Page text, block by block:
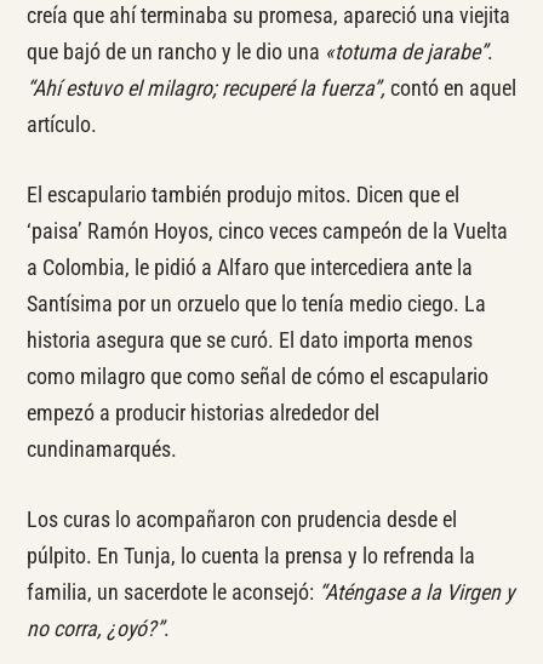
creía que ahí terminaba su promesa, apareció una viejita
que bajó de un rancho y le dio una «totuma de jarabe”.
“Ahí estuvo el milagro; recuperé la fuerza”, contó en aquel
artículo.
El escapulario también produjo mitos. Dicen que el
‘paisa’ Ramón Hoyos, cinco veces campeón de la Vuelta
a Colombia, le pidió a Alfaro que intercediera ante la
Santísima por un orzuelo que lo tenía medio ciego. La
historia asegura que se curó. El dato importa menos
como milagro que como señal de cómo el escapulario
empezó a producir historias alrededor del
cundinamarqués.
Los curas lo acompañaron con prudencia desde el
púlpito. En Tunja, lo cuenta la prensa y lo refrenda la
familia, un sacerdote le aconsejó: “Aténgase a la Virgen y
no corra, ¿oyó?”.